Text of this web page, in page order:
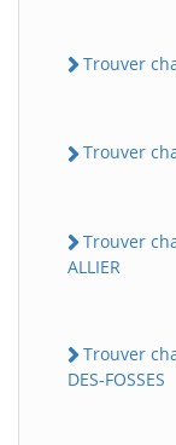
Trouver
Trouver
Trouver
ALLIER
Trouver
DES-FOSSES